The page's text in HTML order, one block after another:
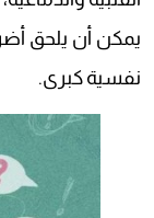
يمكن أن يلحق
نفسية كبرى.